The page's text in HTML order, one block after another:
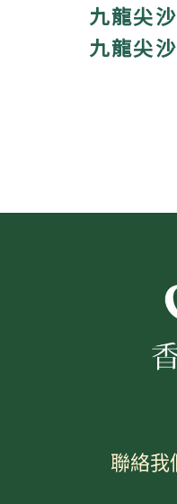
九龍尖
九龍尖
聯絡我